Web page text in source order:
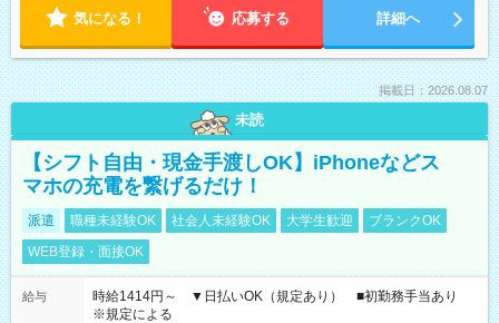
気になる！ 応募する 詳細へ
掲載日：2026.08.07
未読
【シフト自由・現金手渡しOK】iPhoneなどス
マホの充電を繋げるだけ！
派遣 職種未経験OK 社会人未経験OK 大学生歓迎
ブランクOK
WEB登録・面接OK
給与
時給1414円～ ▼日払いOK（規定あり） ■初勤務手当あり
※規定による